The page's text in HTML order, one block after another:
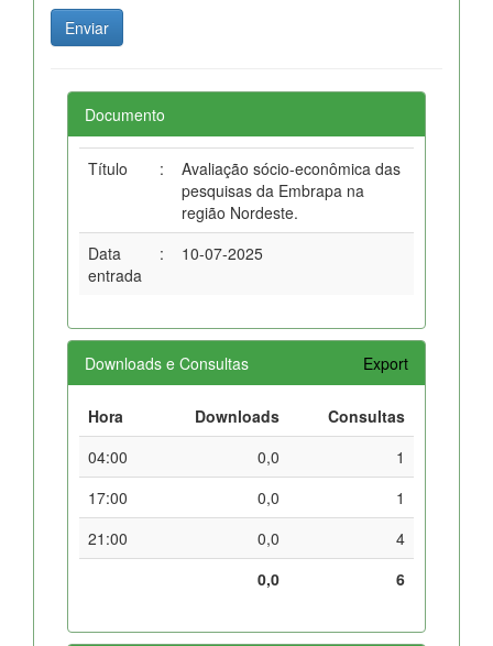
Documento
Título :
Avaliação sócio-econômica das
pesquisas da Embrapa na
região Nordeste.
Data
entrada
: 10-07-2025
Downloads e Consultas Export
Hora Downloads
Consultas
04:00
0,0
1
17:00
0,0
1
21:00
0,0
4
0,0
6